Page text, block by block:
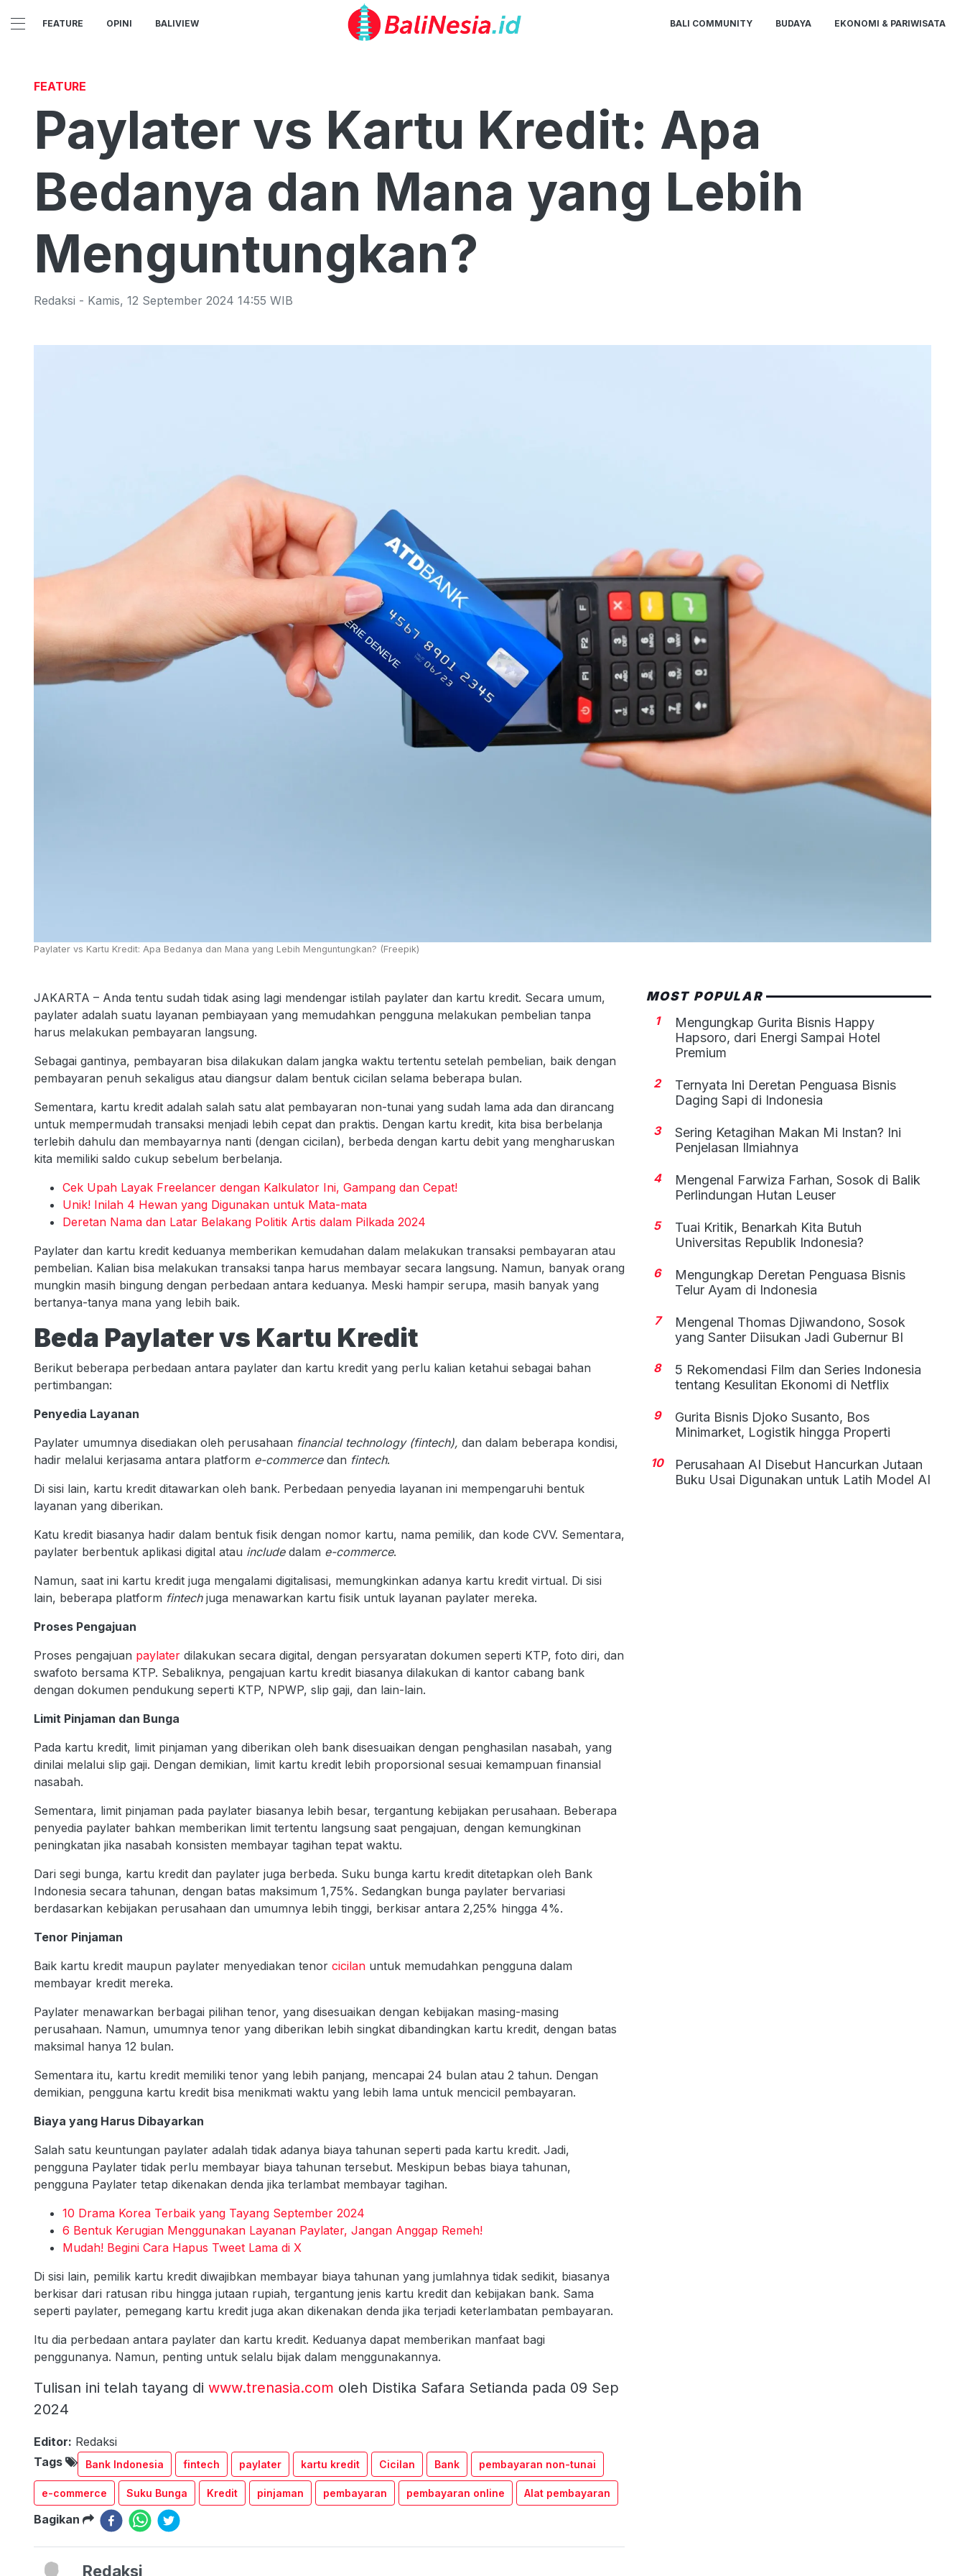
FEATURE OPINI BALIVIEW BALI COMMUNITY BUDAYA EKONOMI & PARIWISATA
FEATURE
Paylater vs Kartu Kredit: Apa
Bedanya dan Mana yang Lebih
Menguntungkan?
Redaksi - Kamis, 12 September 2024 14:55 WIB
Paylater vs Kartu Kredit: Apa Bedanya dan Mana yang Lebih Menguntungkan? (Freepik)
JAKARTA – Anda tentu sudah tidak asing lagi mendengar istilah paylater dan kartu kredit. Secara umum,
paylater adalah suatu layanan pembiayaan yang memudahkan pengguna melakukan pembelian tanpa
harus melakukan pembayaran langsung.
Sebagai gantinya, pembayaran bisa dilakukan dalam jangka waktu tertentu setelah pembelian, baik dengan
pembayaran penuh sekaligus atau diangsur dalam bentuk cicilan selama beberapa bulan.
Sementara, kartu kredit adalah salah satu alat pembayaran non-tunai yang sudah lama ada dan dirancang
untuk mempermudah transaksi menjadi lebih cepat dan praktis. Dengan kartu kredit, kita bisa berbelanja
terlebih dahulu dan membayarnya nanti (dengan cicilan), berbeda dengan kartu debit yang mengharuskan
kita memiliki saldo cukup sebelum berbelanja.
Cek Upah Layak Freelancer dengan Kalkulator Ini, Gampang dan Cepat!
Unik! Inilah 4 Hewan yang Digunakan untuk Mata-mata
Deretan Nama dan Latar Belakang Politik Artis dalam Pilkada 2024
Paylater dan kartu kredit keduanya memberikan kemudahan dalam melakukan transaksi pembayaran atau
pembelian. Kalian bisa melakukan transaksi tanpa harus membayar secara langsung. Namun, banyak orang
mungkin masih bingung dengan perbedaan antara keduanya. Meski hampir serupa, masih banyak yang
bertanya-tanya mana yang lebih baik.
Beda Paylater vs Kartu Kredit
Berikut beberapa perbedaan antara paylater dan kartu kredit yang perlu kalian ketahui sebagai bahan
pertimbangan:
Penyedia Layanan
Paylater umumnya disediakan oleh perusahaan financial technology (fintech), dan dalam beberapa kondisi,
hadir melalui kerjasama antara platform e-commercedan fintech.
Di sisi lain, kartu kredit ditawarkan oleh bank. Perbedaan penyedia layanan ini mempengaruhi bentuk
layanan yang diberikan.
Katu kredit biasanya hadir dalam bentuk fisik dengan nomor kartu, nama pemilik, dan kode CVV. Sementara,
paylater berbentuk aplikasi digital atau include dalam e-commerce.
Namun, saat ini kartu kredit juga mengalami digitalisasi, memungkinkan adanya kartu kredit virtual. Di sisi
lain, beberapa platform fintechjuga menawarkan kartu fisik untuk layanan paylater mereka.
Proses Pengajuan
Proses pengajuan paylater dilakukan secara digital, dengan persyaratan dokumen seperti KTP, foto diri, dan
swafoto bersama KTP. Sebaliknya, pengajuan kartu kredit biasanya dilakukan di kantor cabang bank
dengan dokumen pendukung seperti KTP, NPWP, slip gaji, dan lain-lain.
Limit Pinjaman dan Bunga
Pada kartu kredit, limit pinjaman yang diberikan oleh bank disesuaikan dengan penghasilan nasabah, yang
dinilai melalui slip gaji. Dengan demikian, limit kartu kredit lebih proporsional sesuai kemampuan finansial
nasabah.
Sementara, limit pinjaman pada paylater biasanya lebih besar, tergantung kebijakan perusahaan. Beberapa
penyedia paylater bahkan memberikan limit tertentu langsung saat pengajuan, dengan kemungkinan
peningkatan jika nasabah konsisten membayar tagihan tepat waktu.
Dari segi bunga, kartu kredit dan paylater juga berbeda. Suku bunga kartu kredit ditetapkan oleh Bank
Indonesia secara tahunan, dengan batas maksimum 1,75%. Sedangkan bunga paylater bervariasi
berdasarkan kebijakan perusahaan dan umumnya lebih tinggi, berkisar antara 2,25% hingga 4%.
Tenor Pinjaman
Baik kartu kredit maupun paylater menyediakan tenor cicilan untuk memudahkan pengguna dalam
membayar kredit mereka.
Paylater menawarkan berbagai pilihan tenor, yang disesuaikan dengan kebijakan masing-masing
perusahaan. Namun, umumnya tenor yang diberikan lebih singkat dibandingkan kartu kredit, dengan batas
maksimal hanya 12 bulan.
Sementara itu, kartu kredit memiliki tenor yang lebih panjang, mencapai 24 bulan atau 2 tahun. Dengan
demikian, pengguna kartu kredit bisa menikmati waktu yang lebih lama untuk mencicil pembayaran.
Biaya yang Harus Dibayarkan
Salah satu keuntungan paylater adalah tidak adanya biaya tahunan seperti pada kartu kredit. Jadi,
pengguna Paylater tidak perlu membayar biaya tahunan tersebut. Meskipun bebas biaya tahunan,
pengguna Paylater tetap dikenakan denda jika terlambat membayar tagihan.
10 Drama Korea Terbaik yang Tayang September 2024
6 Bentuk Kerugian Menggunakan Layanan Paylater, Jangan Anggap Remeh!
Mudah! Begini Cara Hapus Tweet Lama di X
Di sisi lain, pemilik kartu kredit diwajibkan membayar biaya tahunan yang jumlahnya tidak sedikit, biasanya
berkisar dari ratusan ribu hingga jutaan rupiah, tergantung jenis kartu kredit dan kebijakan bank. Sama
seperti paylater, pemegang kartu kredit juga akan dikenakan denda jika terjadi keterlambatan pembayaran.
Itu dia perbedaan antara paylater dan kartu kredit. Keduanya dapat memberikan manfaat bagi
penggunanya. Namun, penting untuk selalu bijak dalam menggunakannya.
Tulisan ini telah tayang di www.trenasia.com oleh Distika Safara Setianda pada 09 Sep
2024
Editor: Redaksi
Tags
Bank Indonesia fintech paylater kartu kredit Cicilan Bank pembayaran non-tunai
e-commerce Suku Bunga Kredit pinjaman pembayaran pembayaran online Alat pembayaran
Bagikan
Redaksi
MOST POPULAR
1
Mengungkap Gurita Bisnis Happy
Hapsoro, dari Energi Sampai Hotel
Premium
2
Ternyata Ini Deretan Penguasa Bisnis
Daging Sapi di Indonesia
3
Sering Ketagihan Makan Mi Instan? Ini
Penjelasan Ilmiahnya
4
Mengenal Farwiza Farhan, Sosok di Balik
Perlindungan Hutan Leuser
5
Tuai Kritik, Benarkah Kita Butuh
Universitas Republik Indonesia?
6
Mengungkap Deretan Penguasa Bisnis
Telur Ayam di Indonesia
7
Mengenal Thomas Djiwandono, Sosok
yang Santer Diisukan Jadi Gubernur BI
8
5 Rekomendasi Film dan Series Indonesia
tentang Kesulitan Ekonomi di Netflix
9
Gurita Bisnis Djoko Susanto, Bos
Minimarket, Logistik hingga Properti
10
Perusahaan AI Disebut Hancurkan Jutaan
Buku Usai Digunakan untuk Latih Model AI